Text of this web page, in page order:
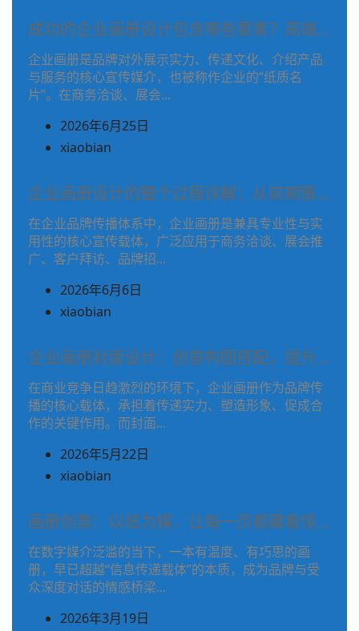
用)
作
者
章
者
姓
之
前
用)
作
者
成功的企业画册设计包含哪些要素？高端…
企业画册是品牌对外展示实力、传递文化、介绍产品
与服务的核心宣传媒介，也被称作企业的“纸质名
片”。在商务洽谈、展会...
2026年6月25日
(在
章
者
姓
之
前
用)
作
者
xiaobian
企业画册设计的整个过程详解：从前期策…
在企业品牌传播体系中，企业画册是兼具专业性与实
用性的核心宣传载体，广泛应用于商务洽谈、展会推
广、客户拜访、品牌招...
2026年6月6日
(在
章
者
姓
之
前
用)
作
者
xiaobian
企业画册封面设计：创意构图搭配，提升…
在商业竞争日趋激烈的环境下，企业画册作为品牌传
播的核心载体，承担着传递实力、塑造形象、促成合
作的关键作用。而封面...
2026年5月22日
(在
章
者
姓
之
xiaobian
画册创意：以纸为媒，让每一页都藏着惊…
在数字媒介泛滥的当下，一本有温度、有巧思的画
册，早已超越“信息传递载体”的本质，成为品牌与受
众深度对话的情感桥梁...
2026年3月19日